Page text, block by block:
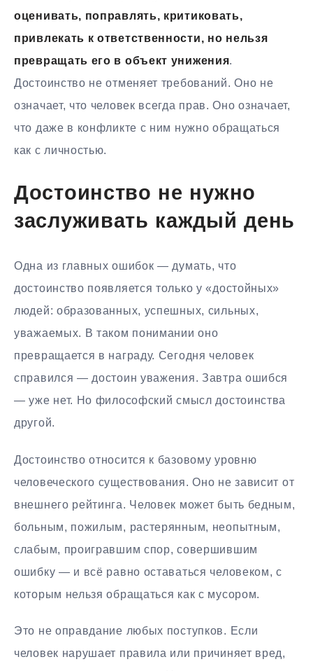
оценивать, поправлять, критиковать,
привлекать к ответственности, но нельзя
превращать его в объект унижения.
Достоинство не отменяет требований. Оно не
означает, что человек всегда прав. Оно означает,
что даже в конфликте с ним нужно обращаться
как с личностью.
Достоинство не нужно
заслуживать каждый день
Одна из главных ошибок — думать, что
достоинство появляется только у «достойных»
людей: образованных, успешных, сильных,
уважаемых. В таком понимании оно
превращается в награду. Сегодня человек
справился — достоин уважения. Завтра ошибся
— уже нет. Но философский смысл достоинства
другой.
Достоинство относится к базовому уровню
человеческого существования. Оно не зависит от
внешнего рейтинга. Человек может быть бедным,
больным, пожилым, растерянным, неопытным,
слабым, проигравшим спор, совершившим
ошибку — и всё равно оставаться человеком, с
которым нельзя обращаться как с мусором.
Это не оправдание любых поступков. Если
человек нарушает правила или причиняет вред,